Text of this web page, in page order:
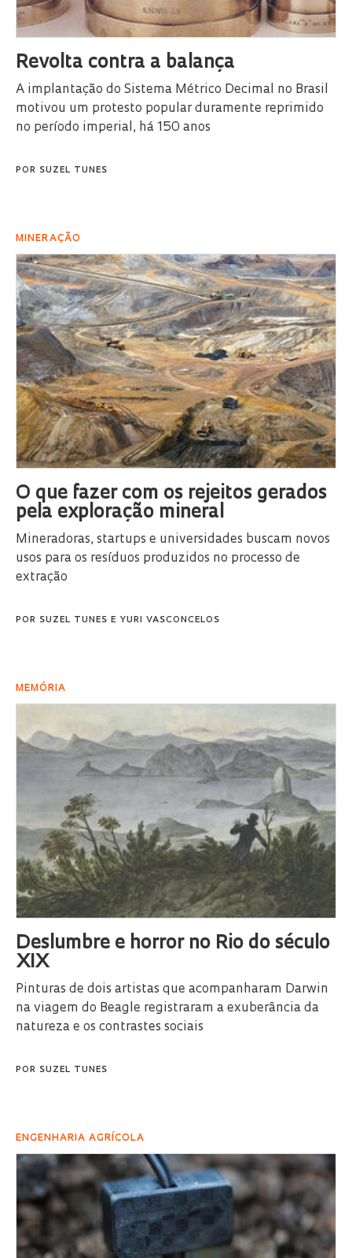
Revolta contra a balança
A implantação do Sistema Métrico Decimal no Brasil
motivou um protesto popular duramente reprimido
no período imperial, há 150 anos
POR SUZEL TUNES
MINERAÇÃO
O que fazer com os rejeitos gerados
pela exploração mineral
Mineradoras, startups e universidades buscam novos
usos para os resíduos produzidos no processo de
extração
POR SUZEL TUNES E YURI VASCONCELOS
MEMÓRIA
Deslumbre e horror no Rio do século
XIX
Pinturas de dois artistas que acompanharam Darwin
na viagem do Beagle registraram a exuberância da
natureza e os contrastes sociais
POR SUZEL TUNES
ENGENHARIA AGRÍCOLA